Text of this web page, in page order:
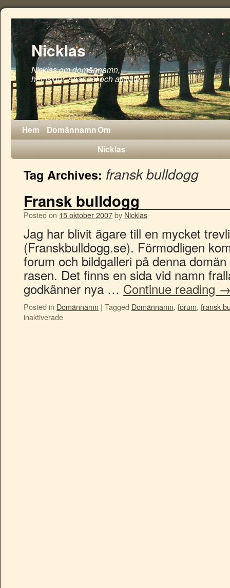
Nicklas
Nicklas om domännamn,
hemsidor, ehandel och affiliate
Hem DomännamnOm
Nicklas
Tag Archives: fransk bulldogg
Fransk bulldogg
Posted on 15 oktober 2007by Nicklas
Jag har blivit ägare till en mycket
(Franskbulldogg.se). Förmodligen
forum och bildgalleri på denna
rasen. Det finns en sida vid namn
godkänner nya … Continue reading
Posted in Domännamn | Tagged Domännamn, forum, fransk
inaktiverade